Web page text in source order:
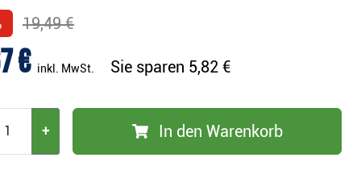
19,49 €
€ inkl. MwSt. Sie sparen 5,82 €
+ In den Warenkorb